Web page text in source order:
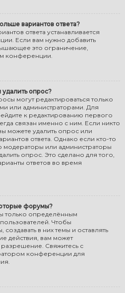
вариантов ответа?
ответа устанавливается
Если вам нужно добавить
это ограничение,
конференции.
удалить опрос?
могут редактироваться только
или администраторами. Для
к редактированию первого
связан именно с ним. Если никто
можете удалить опрос или
ответа. Однако если кто-то
модераторы или администраторы
опрос. Это сделано для того,
ответов во время
форумы?
только определённым
Чтобы
в них темы и оставлять
действия, вам может
Свяжитесь с
конференции для